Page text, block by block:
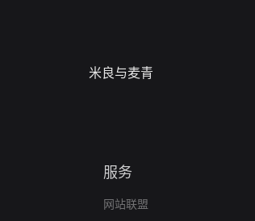
米良与麦青
服务
网站联盟